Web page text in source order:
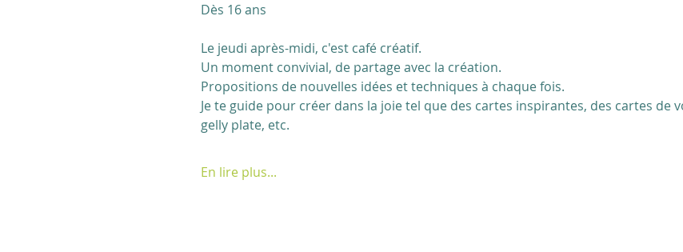
Dès 16 ans
Le jeudi après-midi, c'est café créatif.
Un moment convivial, de partage avec la création.
Propositions de nouvelles idées et techniques à chaque fois.
Je te guide pour créer dans la joie tel que des cartes inspirantes, des cartes de
gelly plate, etc.
En lire plus...